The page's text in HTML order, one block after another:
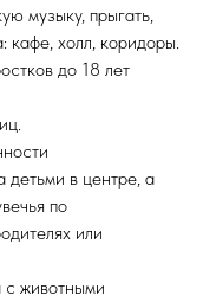
музыку, прыгать,
кафе, холл, коридоры.
до 18 лет
детьми в центре, а
по
или
с животными